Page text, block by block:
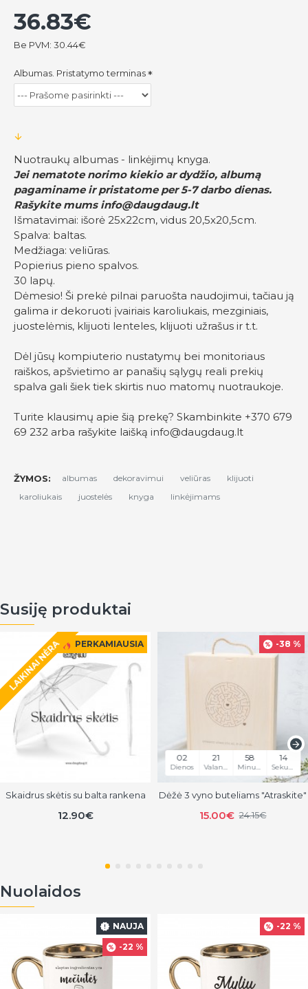
36.83€
Be PVM: 30.44€
Albumas. Pristatymo terminas
Nuotraukų albumas - linkėjimų knyga.
Jei nematote norimo kiekio ar dydžio, albumą
pagaminame ir pristatome per 5-7 darbo dienas.
Rašykite mums info@daugdaug.lt
Išmatavimai: išorė 25x22cm, vidus 20,5x20,5cm.
Spalva: baltas.
Medžiaga: veliūras.
Popierius pieno spalvos.
30 lapų.
Dėmesio! Ši prekė pilnai paruošta naudojimui, tačiau ją
galima ir dekoruoti įvairiais karoliukais, mezginiais,
juostelėmis, klijuoti lenteles, klijuoti užrašus ir t.t.
Dėl jūsų kompiuterio nustatymų bei monitoriaus
raiškos, apšvietimo ar panašių sąlygų reali prekių
spalva gali šiek tiek skirtis nuo matomų nuotraukoje.
Turite klausimų apie šią prekę? Skambinkite +370 679
69 232 arba rašykite laišką info@daugdaug.lt
ŽYMOS: albumas dekoravimui veliūras
klijuoti
karoliukais
juostelės knyga linkėjimams
Susiję produktai
PERKAMIAUSIA
LAIKINAI NĖRA
Skaidrus skėtis su balta rankena
12.90€
-38 %
02
Dienos
21
Valandos
58
Minutės
14
Sekundės
Dėžė 3 vyno buteliams "Atraskite"
15.00€ 24.15€
Nuolaidos
NAUJA
-22 %
-22 %